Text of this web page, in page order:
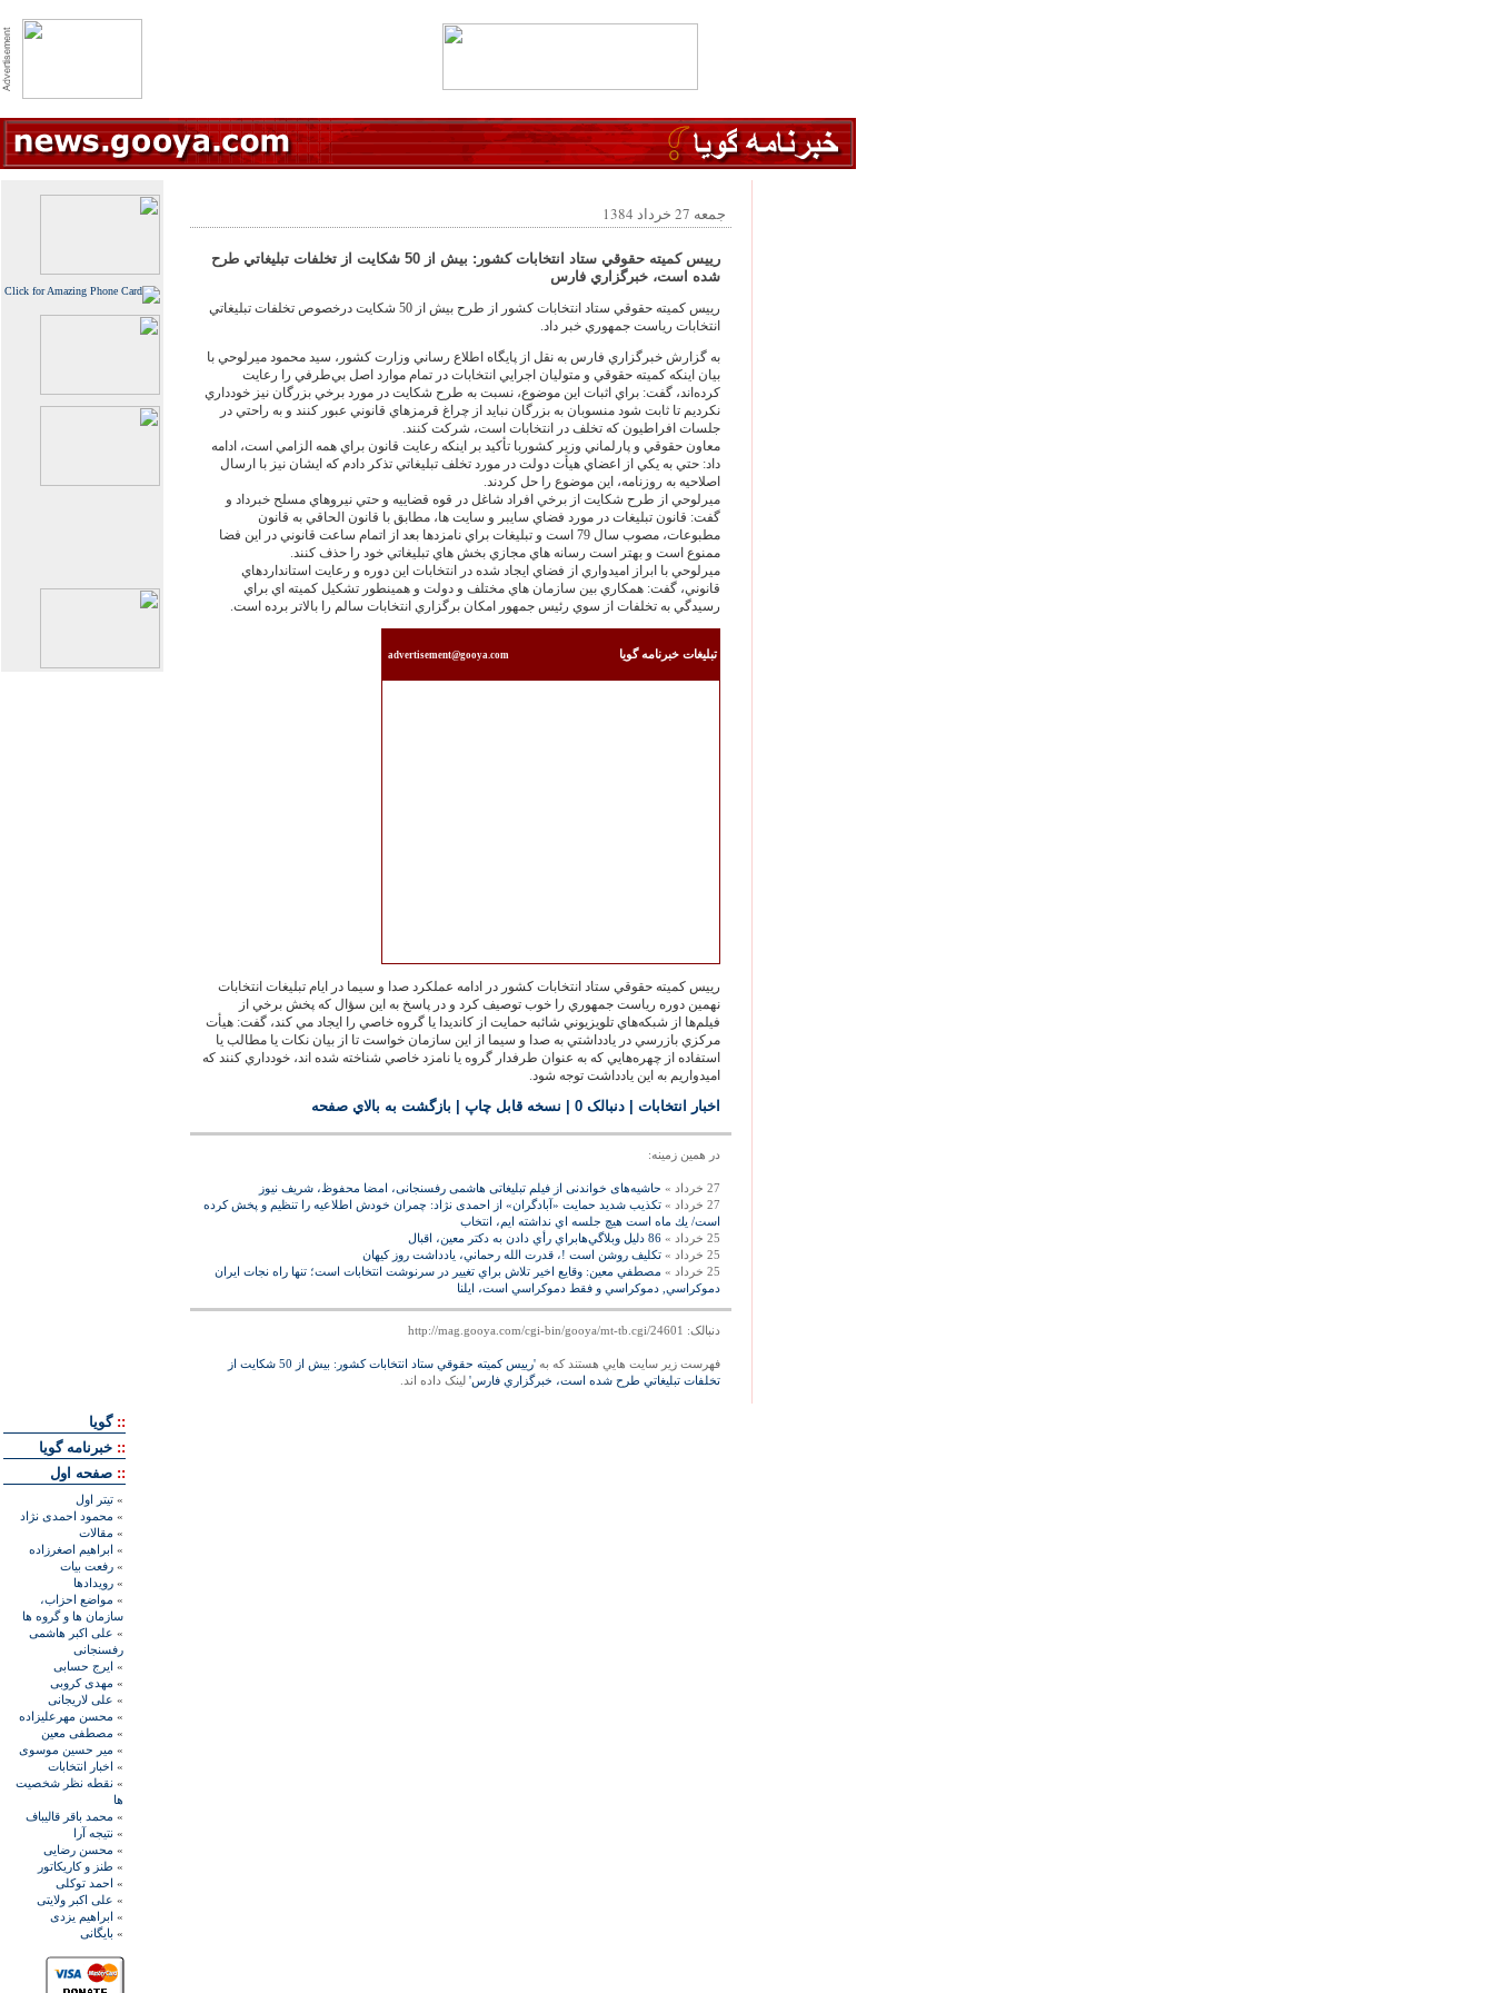
جمعه 27 خرداد 1384
رييس كميته حقوقي ستاد انتخابات كشور: بيش از 50 شكايت از تخلفات تبليغاتي طرح
شده است، خبرگزاري فارس
رييس كميته حقوقي ستاد انتخابات كشور از طرح بيش از 50 شكايت درخصوص تخلفات تبليغاتي
انتخابات رياست جمهوري خبر داد.
به گزارش خبرگزاري فارس به نقل از پايگاه اطلاع رساني وزارت كشور، سيد محمود ميرلوحي با
بيان اينكه كميته حقوقي و متوليان اجرايي انتخابات در تمام موارد اصل بي‌طرفي را رعايت
كرده‌اند، گفت: براي اثبات اين موضوع، نسبت به طرح شكايت در مورد برخي بزرگان نيز خودداري
نكرديم تا ثابت شود منسوبان به بزرگان نبايد از چراغ قرمزهاي قانوني عبور كنند و به راحتي در
جلسات افراطيون كه تخلف در انتخابات است، شركت كنند.
معاون حقوقي و پارلماني وزير كشوربا تأكيد بر اينكه رعايت قانون براي همه الزامي است، ادامه
داد: حتي به يكي از اعضاي هيأت دولت در مورد تخلف تبليغاتي تذكر دادم كه ايشان نيز با ارسال
اصلاحيه به روزنامه، اين موضوع را حل كردند.
ميرلوحي از طرح شكايت از برخي افراد شاغل در قوه قضاييه و حتي نيروهاي مسلح خبرداد و
گفت: قانون تبليغات در مورد فضاي سايبر و سايت ها، مطابق با قانون الحاقي به قانون
مطبوعات، مصوب سال 79 است و تبليغات براي نامزدها بعد از اتمام ساعت قانوني در اين فضا
ممنوع است و بهتر است رسانه هاي مجازي بخش هاي تبليغاتي خود را حذف كنند.
ميرلوحي با ابراز اميدواري از فضاي ايجاد شده در انتخابات اين دوره و رعايت استانداردهاي
قانوني، گفت: همكاري بين سازمان هاي مختلف و دولت و همينطور تشكيل كميته اي براي
رسيدگي به تخلفات از سوي رئيس جمهور امكان برگزاري انتخابات سالم را بالاتر برده است.
تبليغات خبرنامه گويا advertisement@gooya.com
رييس كميته حقوقي ستاد انتخابات كشور در ادامه عملكرد صدا و سيما در ايام تبليغات انتخابات
نهمين دوره رياست جمهوري را خوب توصيف كرد و در پاسخ به اين سؤال كه پخش برخي از
فيلم‌ها از شبكه‌هاي تلويزيوني شائبه حمايت از كانديدا يا گروه خاصي را ايجاد مي كند، گفت: هيأت
مركزي بازرسي در يادداشتي به صدا و سيما از اين سازمان خواست تا از بيان نكات يا مطالب يا
استفاده از چهره‌هايي كه به عنوان طرفدار گروه يا نامزد خاصي شناخته شده اند، خودداري كنند كه
اميدواريم به اين يادداشت توجه شود.
اخبار انتخابات | دنبالک 0 نسخه قابل چاپ بازگشت به بالاي صفحه
در همين زمينه:
27 خرداد »
حاشیه‌های خواندنی از فیلم تبلیغاتی هاشمی رفسنجانی، امضا محفوظ، شريف نيوز
27 خرداد »
تکذیب شدید حمایت «آبادگران» از احمدی نژاد: چمران خودش اطلاعيه را تنظيم و پخش كرده
است/ يك ماه است هيچ جلسه اي نداشته ايم، انتخاب
25 خرداد »
86 دليل وبلاگي‌هابراي رأي دادن به دكتر معين، اقبال
25 خرداد »
تكليف روشن است !، قدرت الله رحماني، يادداشت روز کيهان
25 خرداد »
مصطفي معين: وقايع اخير تلاش براي تغيير در سرنوشت انتخابات است؛ تنها راه نجات ايران
دموكراسي, دموكراسي و فقط دموكراسي است، ايلنا
دنبالک: http://mag.gooya.com/cgi-bin/gooya/mt-tb.cgi/24601
فهرست زير سايت هايي هستند که به
'رييس كميته حقوقي ستاد انتخابات كشور: بيش از 50 شكايت از
تخلفات تبليغاتي طرح شده است، خبرگزاري فارس' لينک داده اند.
::گويا
:: خبرنامه گويا
:: صفحه اول
» تيتر اول
» محمود احمدی نژاد
» مقالات
» ابراهيم اصغرزاده
» رفعت بیات
» رويدادها
» مواضع احزاب،
سازمان ها و گروه ها
» علی اکبر هاشمی
رفسنجانی
» ايرج حسابی
» مهدی کروبی
» علی لاريجانی
» محسن مهرعليزاده
» مصطفی معين
» مير حسين موسوی
» اخبار انتخابات
» نقطه نظر شخصيت
ها
» محمد باقر قاليباف
» نتيجه آرا
» محسن رضايی
» طنز و کاريکاتور
» احمد توکلی
» علی اکبر ولايتی
» ابراهيم يزدی
» بايگانی